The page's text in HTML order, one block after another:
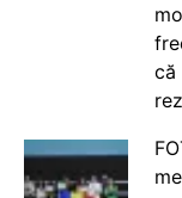
că